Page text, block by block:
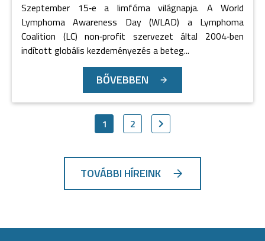
Szeptember 15‐e a limfóma világnapja. A World
Lymphoma Awareness Day (WLAD) a Lymphoma
Coalition (LC) non‐profit szervezet által 2004‐ben
indított globális kezdeményezés a beteg...
BŐVEBBEN
1 2
TOVÁBBI HÍREINK